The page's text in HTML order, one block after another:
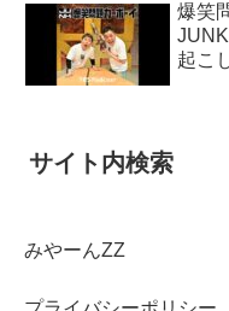
爆笑
起こ
サイト内検索
みやーんZZ